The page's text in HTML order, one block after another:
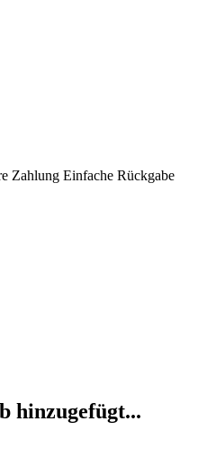
Zahlung Einfache Rückgabe
hinzugefügt...